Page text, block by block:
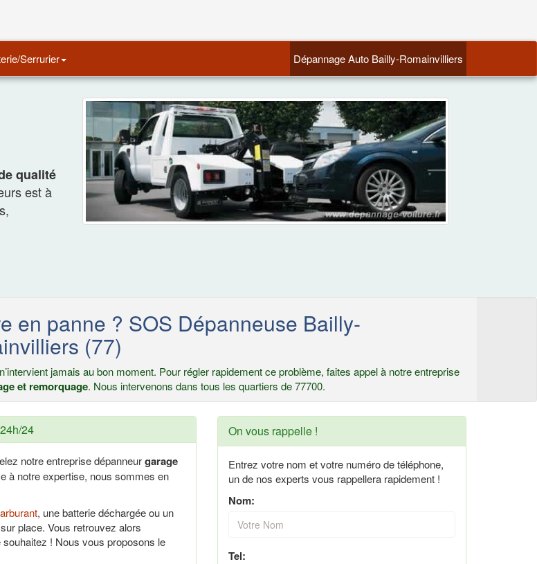
Serrurier Dépannage Auto Bailly-Romainvilliers
qualité
est à
en panne ? SOS Dépanneuse Bailly-
(77)
jamais au bon moment. Pour régler rapidement ce problème, faites appel à notre entreprise
et remorquage. Nous intervenons dans tous les quartiers de 77700.
24
notre entreprise dépanneurgarage
à notre expertise, nous sommes en
, une batterie déchargée ou un
place. Vous retrouvez alors
! Nous vous proposons le
On vous rappelle !
Entrez votre nom et votre numéro de téléphone,
un de nos experts vous rappellera rapidement !
Nom:
Tel: